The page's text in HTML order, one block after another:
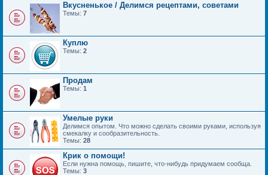
Вкусненькое / Делимся рецептами, советами
Темы: 7
Куплю
Темы: 2
Продам
Темы: 1
Умелые руки
Делимся опытом. Что можно сделать своими руками, используя
смекалку и сообразительность.
Темы: 28
Крик о помощи!
Если нужна помощь, пишите, что-нибудь придумаем сообща.
Темы: 3